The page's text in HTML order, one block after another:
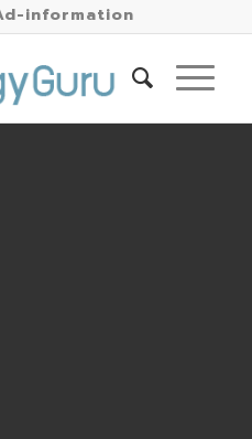
information